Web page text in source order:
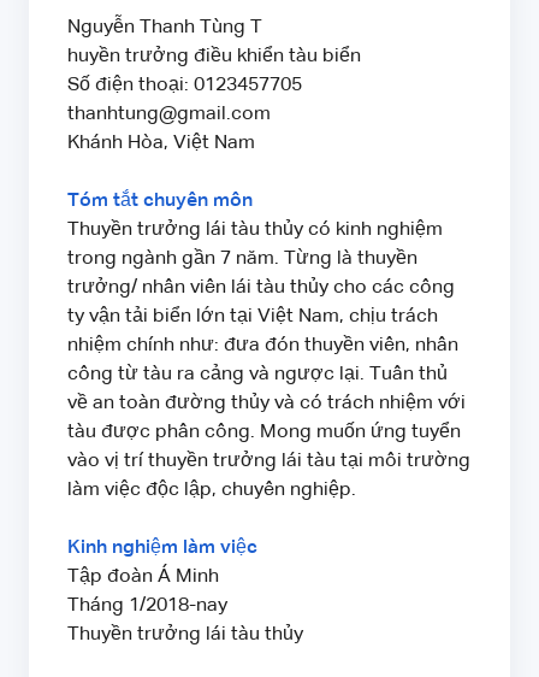
Nguyễn Thanh Tùng T
huyền trưởng điều khiển tàu biển
Số điện thoại: 0123457705
thanhtung@gmail.com
Khánh Hòa, Việt Nam
Tóm tắt chuyên môn
Thuyền trưởng lái tàu thủy có kinh nghiệm
trong ngành gần 7 năm. Từng là thuyền
trưởng/ nhân viên lái tàu thủy cho các công
ty vận tải biển lớn tại Việt Nam, chịu trách
nhiệm chính như: đưa đón thuyền viên, nhân
công từ tàu ra cảng và ngược lại. Tuân thủ
về an toàn đường thủy và có trách nhiệm với
tàu được phân công. Mong muốn ứng tuyển
vào vị trí thuyền trưởng lái tàu tại môi trường
làm việc độc lập, chuyên nghiệp.
Kinh nghiệm làm việc
Tập đoàn Á Minh
Tháng 1/2018-nay
Thuyền trưởng lái tàu thủy